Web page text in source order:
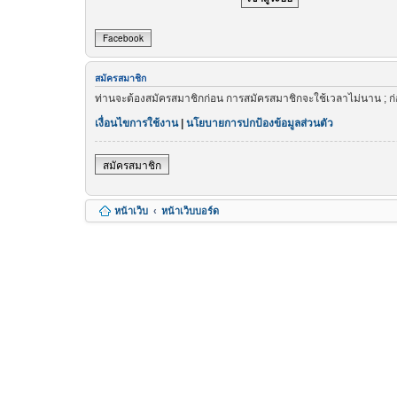
Facebook
สมัครสมาชิก
ท่านจะต้องสมัครสมาชิกก่อน การสมัครสมาชิกจะใช้เวลาไม่นาน ;
เงื่อนไขการใช้งาน| นโยบายการปกป้องข้อมูลส่วนตัว
สมัครสมาชิก
หน้าเว็บ หน้าเว็บบอร์ด